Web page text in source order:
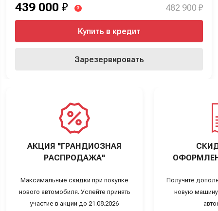
439 000 ₽ ? 482 900 ₽
Купить в кредит
Зарезервировать
АКЦИЯ "ГРАНДИОЗНАЯ
РАСПРОДАЖА"
Максимальные скидки при покупке
нового автомобиля. Успейте принять
участие в акции до 21.08.2026
Получите
новую